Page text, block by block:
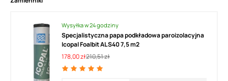
Wysyłka w 24 godziny
Specjalistyczna papa podkładowa paroizolacyjna
Icopal Foalbit AL S40 7,5 m2
178,00 zł210,51 zł